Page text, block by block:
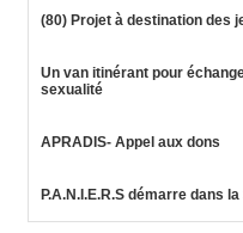
(80) Projet à destination des
Un van itinérant pour
sexualité
APRADIS- Appel aux dons
P.A.N.I.E.R.S démarre dans